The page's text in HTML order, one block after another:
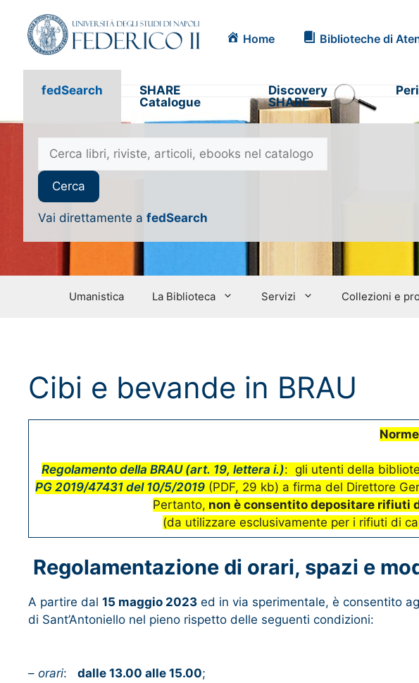
Home Biblioteche di
fedSearch
SHARE
Catalogue
Discovery
SHARE
Vai direttamente a fedSearch
Umanistica La Biblioteca Servizi Collezioni e
Cibi e bevande in BRAU
Regolamento della BRAU (art. 19, lettera i.): gli utenti della
PG 2019/47431 del 10/5/2019(PDF, 29 kb) a firma del Direttore
Pertanto, non è consentito depositare rifiuti
(da utilizzare esclusivamente per i rifiuti di
Regolamentazione di orari, spazi e
A partire dal 15 maggio 2023 ed in via sperimentale, è consentito
di Sant’Antoniello nel pieno rispetto delle seguenti condizioni:
– orari: dalle 13.00 alle 15.00;